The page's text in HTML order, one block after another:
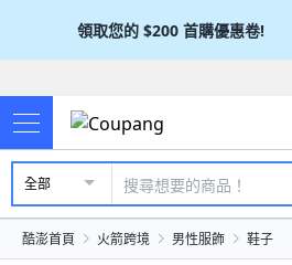
領取您的 $200 首購優惠卷!
全部
酷澎首頁 火箭跨境 男性服飾 鞋子